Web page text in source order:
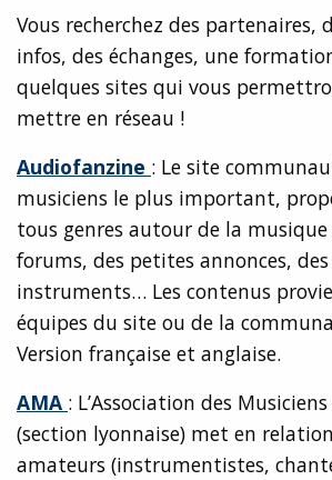
Vous recherchez des partenaires,
infos, des échanges, une
quelques sites qui vous
mettre en réseau !
Audiofanzine : Le site
musiciens le plus important,
tous genres autour de la musique
forums, des petites annonces,
instruments… Les contenus
équipes du site ou de la
Version française et anglaise.
AMA : L’Association des
(section lyonnaise) met en
amateurs (instrumentistes,